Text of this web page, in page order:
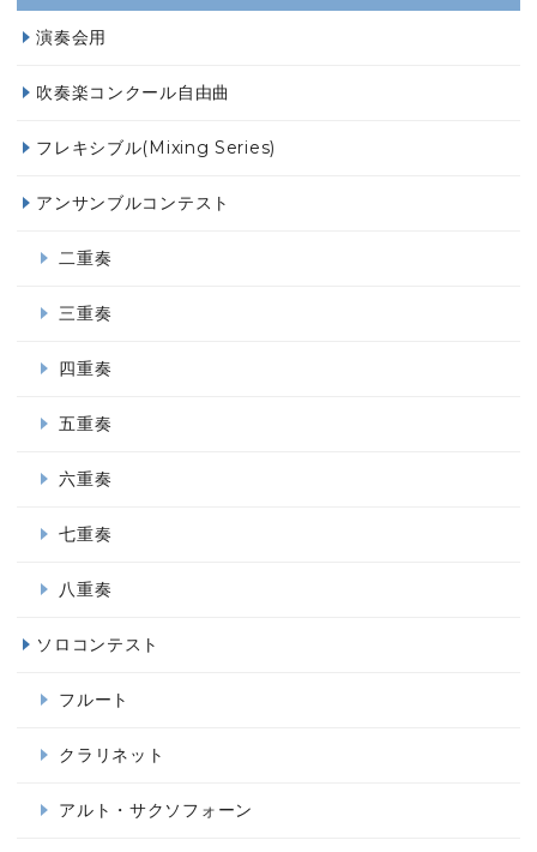
演奏会用
吹奏楽コンクール自由曲
フレキシブル(Mixing Series)
アンサンブルコンテスト
二重奏
三重奏
四重奏
五重奏
六重奏
七重奏
八重奏
ソロコンテスト
フルート
クラリネット
アルト・サクソフォーン